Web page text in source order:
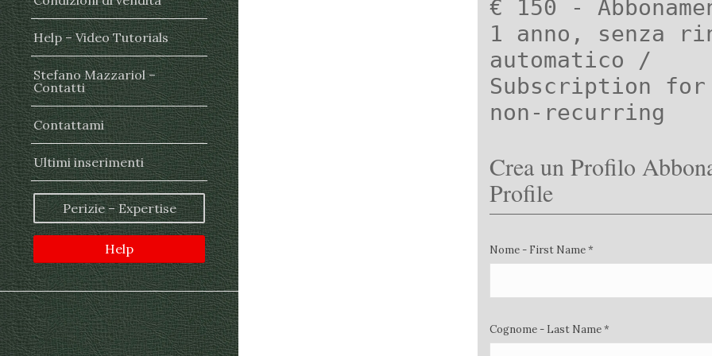
Help – Video Tutorials
Stefano Mazzariol –
Contatti
Contattami
Ultimi inserimenti
Perizie – Expertise
Help
€ 150 -
1 anno, senza
automatico /
Subscription
non-recurring
Crea un Profilo
Profile
Nome - First Name *
Cognome - Last Name *